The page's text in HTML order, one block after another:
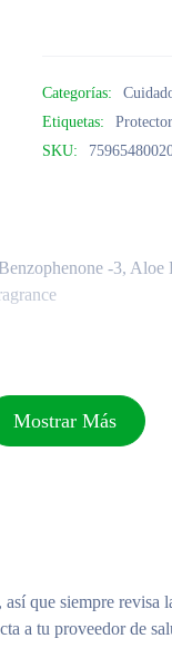
Categorías:
Etiquetas:
SKU:
-3,
Mostrar Más
que siempre
a tu proveedor de